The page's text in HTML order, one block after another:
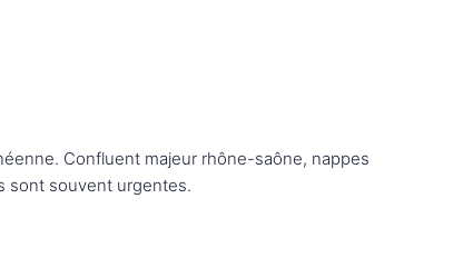
Confluent majeur rhône-saône, nappes
sont souvent urgentes.